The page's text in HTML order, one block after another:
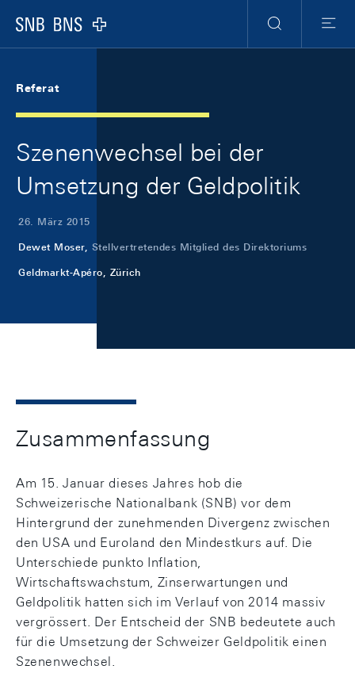
Logo
Suche
Menu
Referat
Szenenwechsel bei der
Umsetzung der Geldpolitik
26. März 2015
Dewet Moser, Stellvertretendes Mitglied des Direktoriums
Geldmarkt-Apéro, Zürich
Zusammenfassung
Am 15. Januar dieses Jahres hob die
Schweizerische Nationalbank (SNB) vor dem
Hintergrund der zunehmenden Divergenz zwischen
den USA und Euroland den Mindestkurs auf. Die
Unterschiede punkto Inflation,
Wirtschaftswachstum, Zinserwartungen und
Geldpolitik hatten sich im Verlauf von 2014 massiv
vergrössert. Der Entscheid der SNB bedeutete auch
für die Umsetzung der Schweizer Geldpolitik einen
Szenenwechsel.